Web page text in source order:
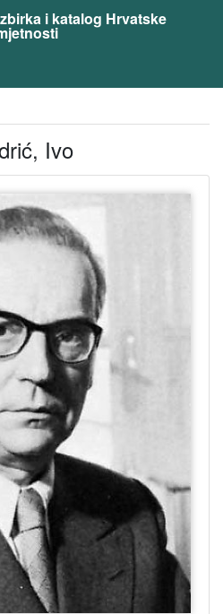
i katalog Hrvatske
Ivo